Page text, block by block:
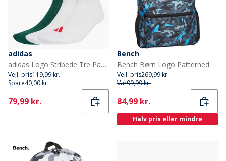
adidas
adidas Logo Stribede Tre Pak Strømper Hvid/Hvid/Powder Plum
Vejl. pris119,99 kr.
Spare40,00 kr.
Current
79,99 kr.
Bench
Bench Børn Logo Patterned Rygsække Flerfarvet
Vejl. pris269,99 kr.
Var99,99 kr.
Current
84,99 kr.
Halv pris eller mindre